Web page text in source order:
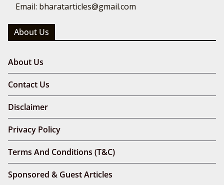
Email: bharatarticles@gmail.com
About Us
About Us
Contact Us
Disclaimer
Privacy Policy
Terms And Conditions (T&C)
Sponsored & Guest Articles